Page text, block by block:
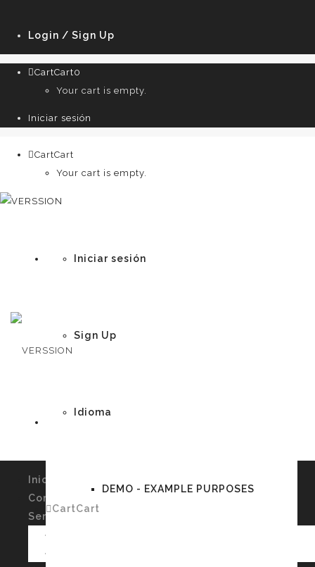
Login / Sign Up
CartCart0
Your cart is empty.
Iniciar sesión
CartCart
Your cart is empty.
Iniciar sesión
Sign Up
Idioma
DEMO - EXAMPLE PURPOSES
CartCart
Inicio
Conócenos
Servicios